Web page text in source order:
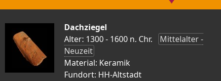
Dachziegel
Alter: 1300 - 1600 n. Chr.
Mittelalter -
Neuzeit
Material: Keramik
Fundort: HH-Altstadt